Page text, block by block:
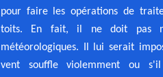
pour faire les opérations de
toits. En fait, il ne doit pas
météorologiques. Il lui serait
vent souffle violemment ou